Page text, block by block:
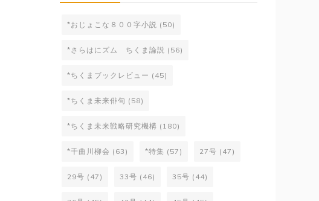
*おじょこな８００字小説 (50)
*さらはにズム ちくま論説 (56)
*ちくまブックレビュー (45)
*ちくま未来俳句 (58)
*ちくま未来戦略研究機構 (180)
*千曲川柳会 (63) *特集 (57) 27号 (47)
29号 (47) 33号 (46) 35号 (44)